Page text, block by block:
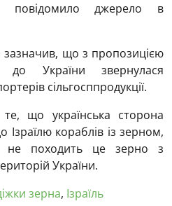
повідомило джерело в
зазначив, що з пропозицією
до України звернулася
сільгосппродукції.
що українська сторона
Ізраїлю кораблів із зерном,
походить це зерно з
України.
зерна, Ізраїль